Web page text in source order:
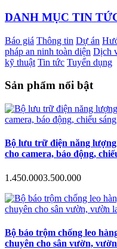
DANH MỤC TIN
Báo giá Thông tin Dự án
pháp an ninh toàn diện Dịch
kỹ thuật Tin tức Tuyển dụng
Sản phẩm nổi bật
Bộ lưu trữ điện năng
cho camera, báo động,
1.450.0003.500.000
Bộ báo trộm chống leo
chuyên cho sân vườn,